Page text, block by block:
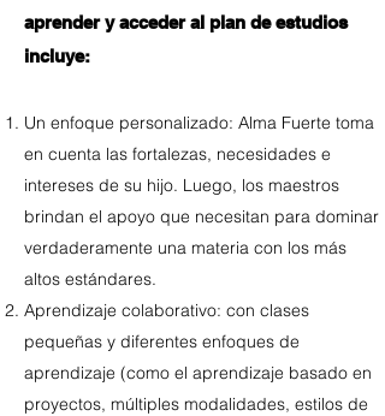
aprender y acceder al plan de estudios
incluye:
Un enfoque personalizado: Alma Fuerte toma
en cuenta las fortalezas, necesidades e
intereses de su hijo. Luego, los maestros
brindan el apoyo que necesitan para dominar
verdaderamente una materia con los más
altos estándares.
Aprendizaje colaborativo: con clases
pequeñas y diferentes enfoques de
aprendizaje (como el aprendizaje basado en
proyectos, múltiples modalidades, estilos de